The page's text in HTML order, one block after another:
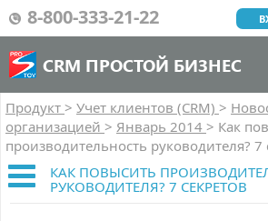
8-800-333-21-22
CRM ПРОСТОЙ БИЗНЕС
Продукт > Учет клиентов (CRM) >
организацией > Январь 2014 > Как
производительность руководителя? 7
КАК ПОВЫСИТЬ
РУКОВОДИТЕЛЯ? 7 СЕКРЕТОВ